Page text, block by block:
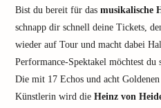
Bist du bereit für das musikalische
schnapp dir schnell deine Tickets,
wieder auf Tour und macht dabei
Performance-Spektakel möchtest du
Die mit 17 Echos und acht Goldenen
Künstlerin wird die Heinz von